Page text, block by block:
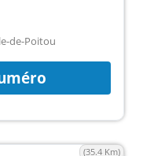
de-Poitou
(35.4 Km)